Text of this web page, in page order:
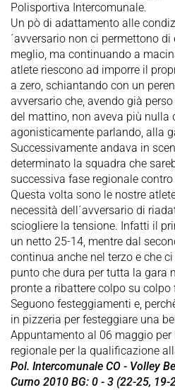
Polisportiva Intercomunale.
Un pò di adattamento alle
´avversario non ci permettono di
meglio, ma continuando a
atlete riescono ad imporre il
a zero, schiantando con un
avversario che, avendo già
del mattino, non aveva più nulla
agonisticamente parlando, alla
Successivamente andava in
determinato la squadra che
successiva fase regionale
Questa volta sono le nostre
necessità dell´avversario di
sciogliere la tensione. Infatti il
un netto 25-14, mentre dal
continua anche nel terzo e che
punto che dura per tutta la gara
pronte a ribattere colpo su
Seguono festeggiamenti e,
in pizzeria per festeggiare una
Appuntamento al 06 maggio per
regionale per la qualificazione
Pol. Intercomunale CO - Volley
Curno 2010 BG: 0 - 3 (22-25, 19-